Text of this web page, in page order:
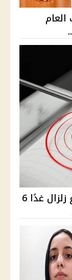
العام
البحوث الفلكية تحسم مزاعم وقوع زلزال غدًا 6